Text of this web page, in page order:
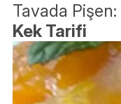
Tavada Pişen:
Kek Tarifi